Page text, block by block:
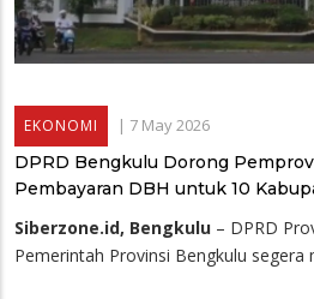
EKONOMI | 7 May 2026
DPRD Bengkulu Dorong
Pembayaran DBH untuk 10
Siberzone.id, Bengkulu – DPRD
Pemerintah Provinsi Bengkulu segera